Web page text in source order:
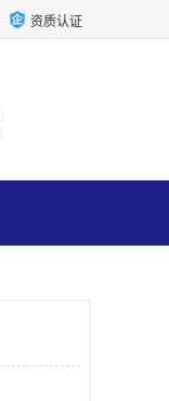
资质认证